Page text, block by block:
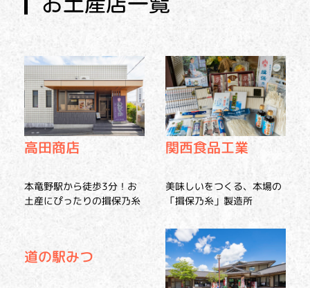
高田商店
本竜野駅から徒歩3分！お
土産にぴったりの揖保乃糸
関西食品工業
美味しいをつくる、本場の
「揖保乃糸」製造所
道の駅みつ